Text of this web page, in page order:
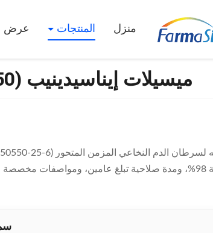
منزل المنتجات عرض
ميسيلات إيناسيدينيب (1650550-25-6)